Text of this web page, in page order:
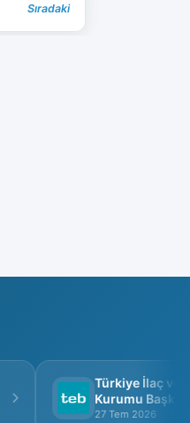
Sıradaki
Türkiye İlaç ve
Kurumu
Görüşme
27 Tem 2026